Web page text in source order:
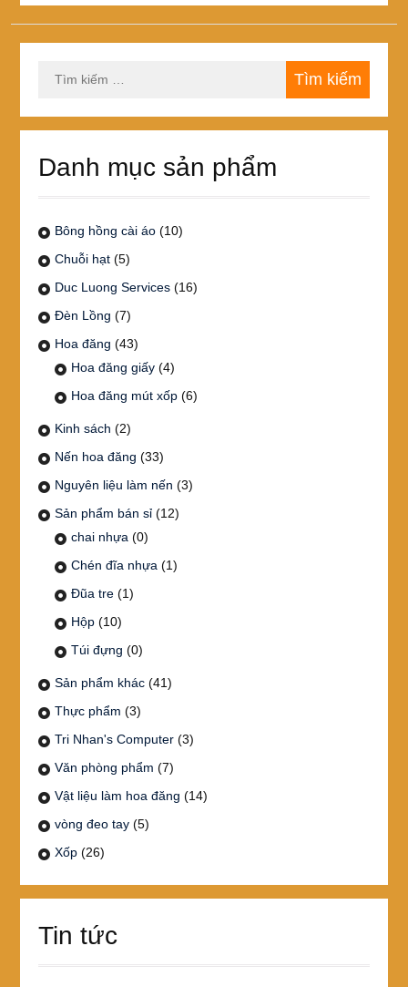
kiếm
Danh mục sản phẩm
Bông hồng cài áo (10)
Chuỗi hạt (5)
Duc Luong Services (16)
Đèn Lồng (7)
Hoa đăng (43)
Hoa đăng giấy (4)
Hoa đăng mút xốp (6)
Kinh sách (2)
Nến hoa đăng (33)
Nguyên liệu làm nến (3)
Sản phẩm bán sỉ (12)
chai nhựa (0)
Chén đĩa nhựa (1)
Đũa tre (1)
Hộp (10)
Túi đựng (0)
Sản phẩm khác (41)
Thực phẩm (3)
Tri Nhan's Computer (3)
Văn phòng phẩm (7)
Vật liệu làm hoa đăng (14)
vòng đeo tay (5)
Xốp (26)
Tin tức